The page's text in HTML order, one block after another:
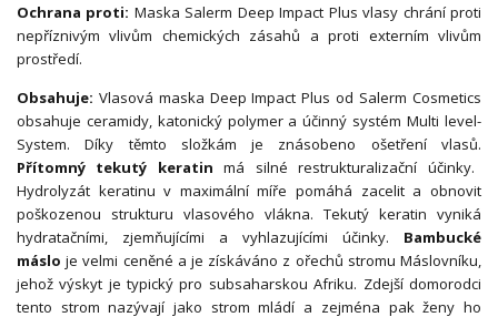
Ochrana proti: Maska Salerm Deep Impact Plus vlasy chrání proti
nepříznivým vlivům chemických zásahů a proti externím vlivům
prostředí.
Obsahuje: Vlasová maska Deep Impact Plus od Salerm Cosmetics
obsahuje ceramidy, katonický polymer a účinný systém Multi level-
System. Díky těmto složkám je znásobeno ošetření vlasů.
Přítomný tekutý keratinmá silné restrukturalizační účinky.
Hydrolyzát keratinu v maximální míře pomáhá zacelit a obnovit
poškozenou strukturu vlasového vlákna. Tekutý keratin vyniká
hydratačními, zjemňujícími a vyhlazujícími účinky. Bambucké
másloje velmi ceněné a je získáváno z ořechů stromu Máslovníku,
jehož výskyt je typický pro subsaharskou Afriku. Zdejší domorodci
tento strom nazývají jako strom mládí a zejména pak ženy ho